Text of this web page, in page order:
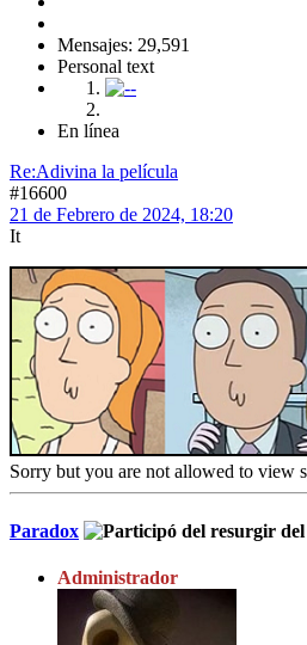
Mensajes: 29,591
Personal text
En línea
Re:Adivina la película
#16600
21 de Febrero de 2024, 18:20
It
Sorry but you are not allowed to view
Paradox
Administrador